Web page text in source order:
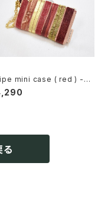
mini case ( red ) -燃
ひ-
る